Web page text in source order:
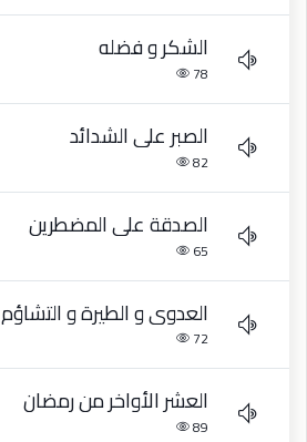
الشكر و فضله
78
الصبر على الشدائد
82
الصدقة على المضطرين
65
العدوى و الطيرة و التشاؤم
72
العشر الأواخر من رمضان
89